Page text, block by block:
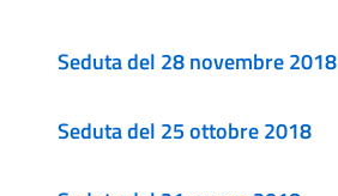
Seduta del 28 novembre 2018
Seduta del 25 ottobre 2018